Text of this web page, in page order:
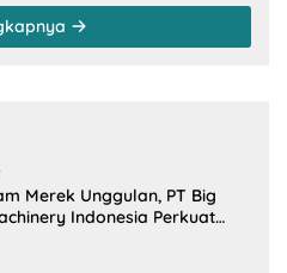
Kementerian PU-RI
Merek Unggulan, PT Big
Indonesia Perkuat